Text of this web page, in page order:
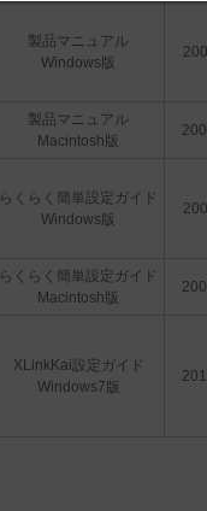
製品マニュアル
Windows版
製品マニュアル
Macintosh版
らくらく簡単設定ガイド
Windows版
らくらく簡単設定ガイド
Macintosh版
XLinkKai設定ガイド
Windows7版